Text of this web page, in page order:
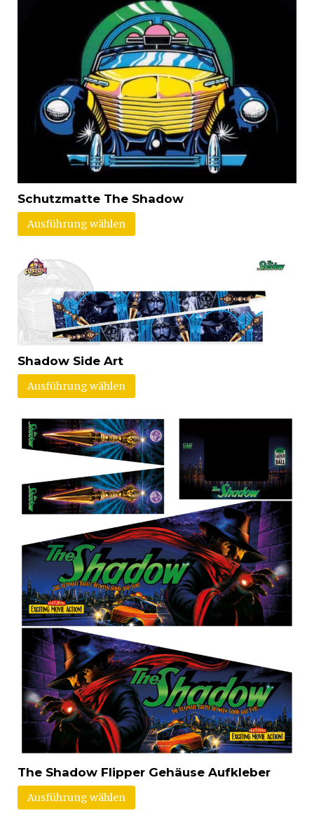
Schutzmatte The Shadow
Ausführung wählen
Shadow Side Art
Ausführung wählen
The Shadow Flipper Gehäuse Aufkleber
Ausführung wählen